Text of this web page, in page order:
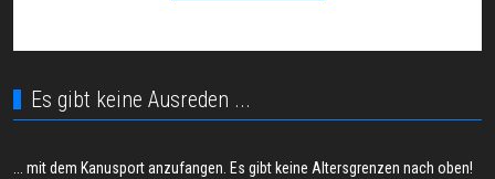
Es gibt keine Ausreden ...
... mit dem Kanusport anzufangen. Es gibt keine Altersgrenzen nach oben!